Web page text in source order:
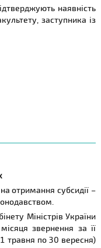
наявність
заступника із
отримання субсидії –
Міністрів України
звернення за її
травня по 30 вересня)